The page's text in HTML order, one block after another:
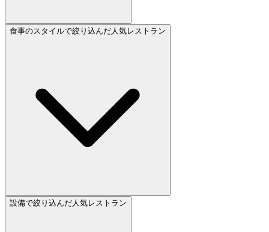
食事のスタイルで絞り込んだ人気レストラン
設備で絞り込んだ人気レストラン